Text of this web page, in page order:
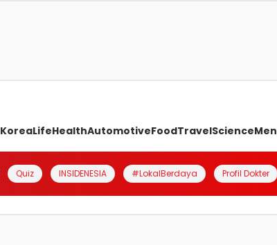
KoreaLifeHealthAutomotiveFoodTravelScienceMen
Quiz INSIDENESIA #LokalBerdaya Profil Dokter